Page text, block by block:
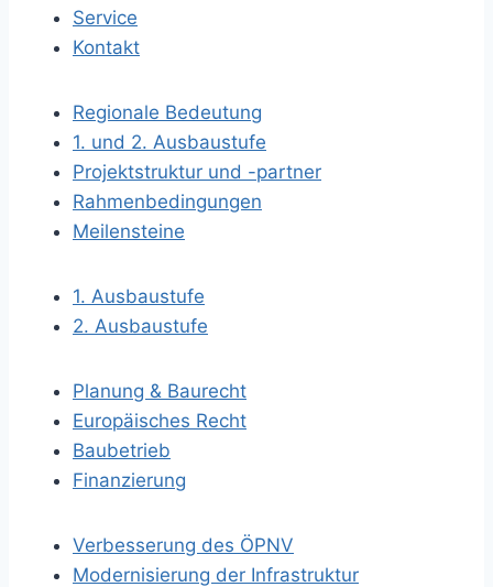
Service
Kontakt
Regionale Bedeutung
1. und 2. Ausbaustufe
Projektstruktur und -partner
Rahmenbedingungen
Meilensteine
1. Ausbaustufe
2. Ausbaustufe
Planung & Baurecht
Europäisches Recht
Baubetrieb
Finanzierung
Verbesserung des ÖPNV
Modernisierung der Infrastruktur